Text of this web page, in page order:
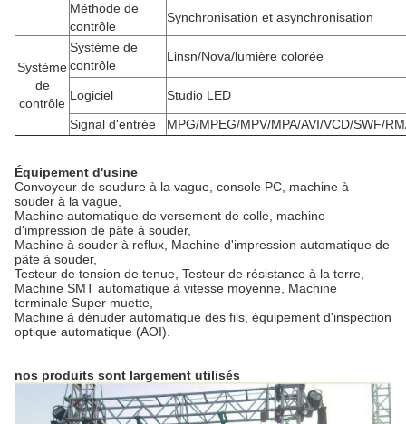
Méthode de
contrôle
Synchronisation et asynchronisation
Système
de
contrôle
Système de
contrôle
Linsn/Nova/lumière colorée
Logiciel
Studio LED
Signal d'entrée
MPG/MPEG/MPV/MPA/AVI/VCD/SWF/
Équipement d'usine
Convoyeur de soudure à la vague, console PC, machine à
souder à la vague,
Machine automatique de versement de colle, machine
d'impression de pâte à souder,
Machine à souder à reflux, Machine d'impression automatique de
pâte à souder,
Testeur de tension de tenue, Testeur de résistance à la terre,
Machine SMT automatique à vitesse moyenne, Machine
terminale Super muette,
Machine à dénuder automatique des fils, équipement d'inspection
optique automatique (AOI).
nos produits sont largement utilisés